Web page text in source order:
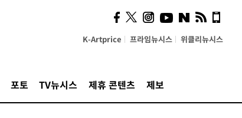
K-Artprice 프라임뉴시스 위클리뉴시스
포토 TV뉴시스 제휴 콘텐츠 제보